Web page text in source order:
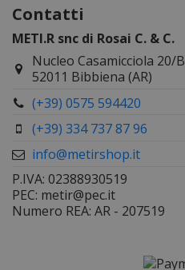
Contatti
METI.R snc di Rosai C. & C.
Nucleo Casamicciola 20/B
52011 Bibbiena (AR)
(+39) 0575 594420
(+39) 334 737 87 96
info@metirshop.it
P.IVA: 02388930519
PEC: metir@pec.it
Numero REA: AR - 207519